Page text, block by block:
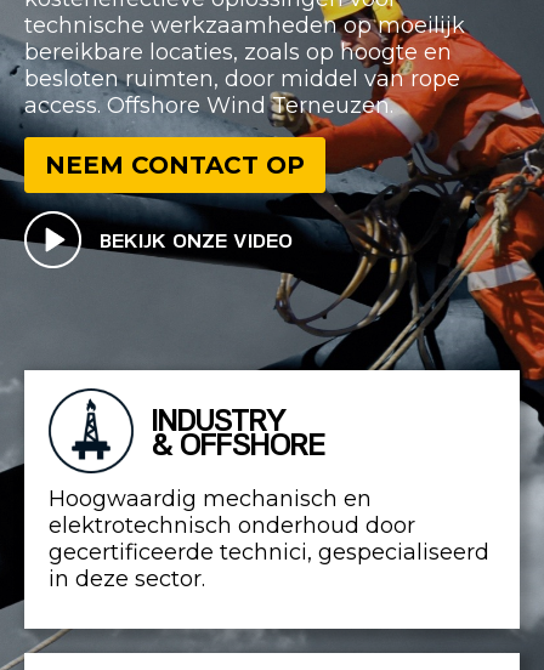
technische werkzaamheden op moeilijk
bereikbare locaties, zoals op hoogte en
besloten ruimten, door middel van rope
access. Offshore Wind Terneuzen.
NEEM CONTACT OP
BEKIJK ONZE VIDEO
INDUSTRY
& OFFSHORE
Hoogwaardig mechanisch en
elektrotechnisch onderhoud door
gecertificeerde technici, gespecialiseerd
in deze sector.